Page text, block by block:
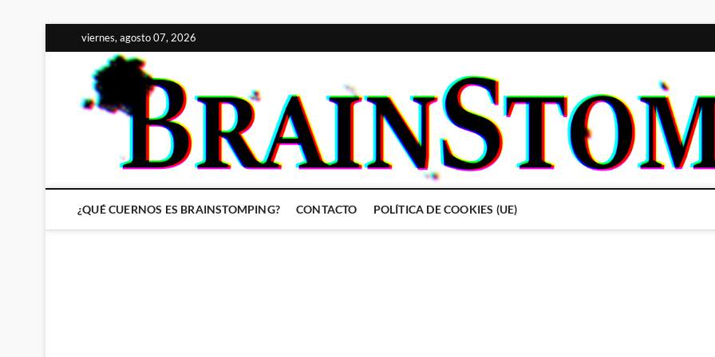
al
contenido
viernes, agosto 07, 2026
¿QUÉ CUERNOS ES BRAINSTOMPING? CONTACTO POLÍTICA DE COOKIES (UE)